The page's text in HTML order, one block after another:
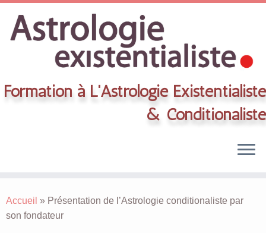
to
content
Formation à L'Astrologie Existentialiste
& Conditionaliste
Accueil » Présentation de l’Astrologie conditionaliste par
son fondateur